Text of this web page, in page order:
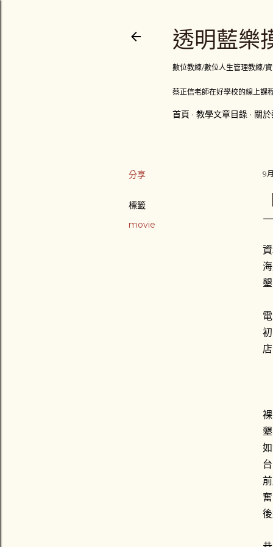
透明藍樂
數位教練/數位人生管理教練/
蔡正信老師在好學校的線上課
首頁 教學文章目錄 關
分享
標籤
movie
9